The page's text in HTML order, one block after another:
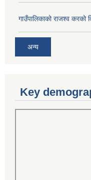
गाउँपालिकाको राजश्व करको
अन्य
Key